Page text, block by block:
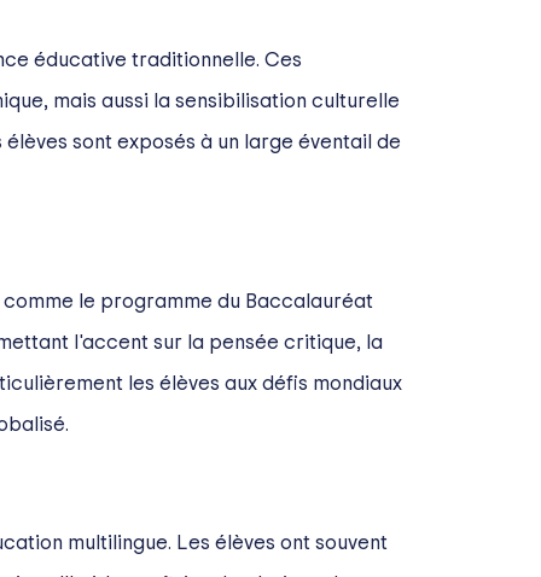
éducative traditionnelle. Ces
mais aussi la sensibilisation culturelle
sont exposés à un large éventail de
le programme du Baccalauréat
l'accent sur la pensée critique, la
les élèves aux défis mondiaux
multilingue. Les élèves ont souvent